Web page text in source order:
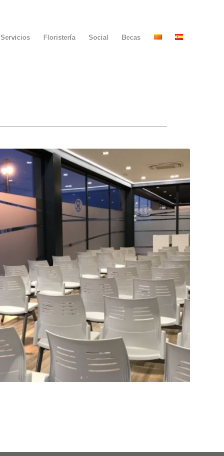
Servicios Floristería Social Becas